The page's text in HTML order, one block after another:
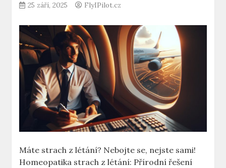
25 září, 2025 FlyIPilot.cz
Máte strach z létání? Nebojte se, nejste sami!
Homeopatika strach z létání: Přírodní řešení